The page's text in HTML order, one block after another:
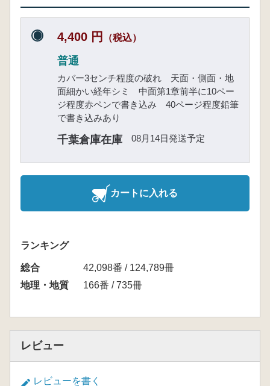
4,400 円 （税込）
普通
カバー3センチ程度の破れ 天面・側面・地
面細かい経年シミ 中面第1章前半に10ペー
ジ程度赤ペンで書き込み 40ページ程度鉛筆
で書き込みあり
千葉倉庫在庫 08月14日発送予定
カートに入れる
ランキング
総合
42,098番 / 124,789冊
地理・地質
166番 / 735冊
レビュー
レビューを書く